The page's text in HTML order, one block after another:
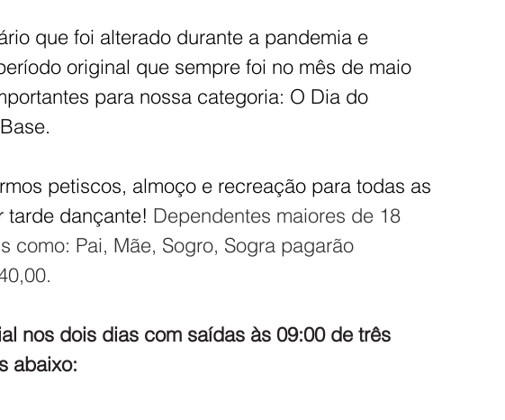
que foi alterado durante a pandemia e
original que sempre foi no mês de maio
para nossa categoria: O Dia do
petiscos, almoço e recreação para todas as
tarde dançante! Dependentes maiores de 18
como: Pai, Mãe, Sogro, Sogra pagarão
nos dois dias com saídas às 09:00 de três
abaixo: